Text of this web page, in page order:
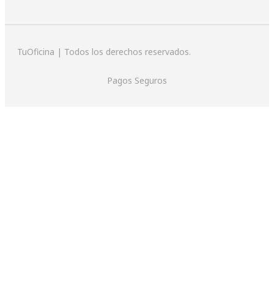
TuOficina | Todos los derechos reservados.
Pagos Seguros